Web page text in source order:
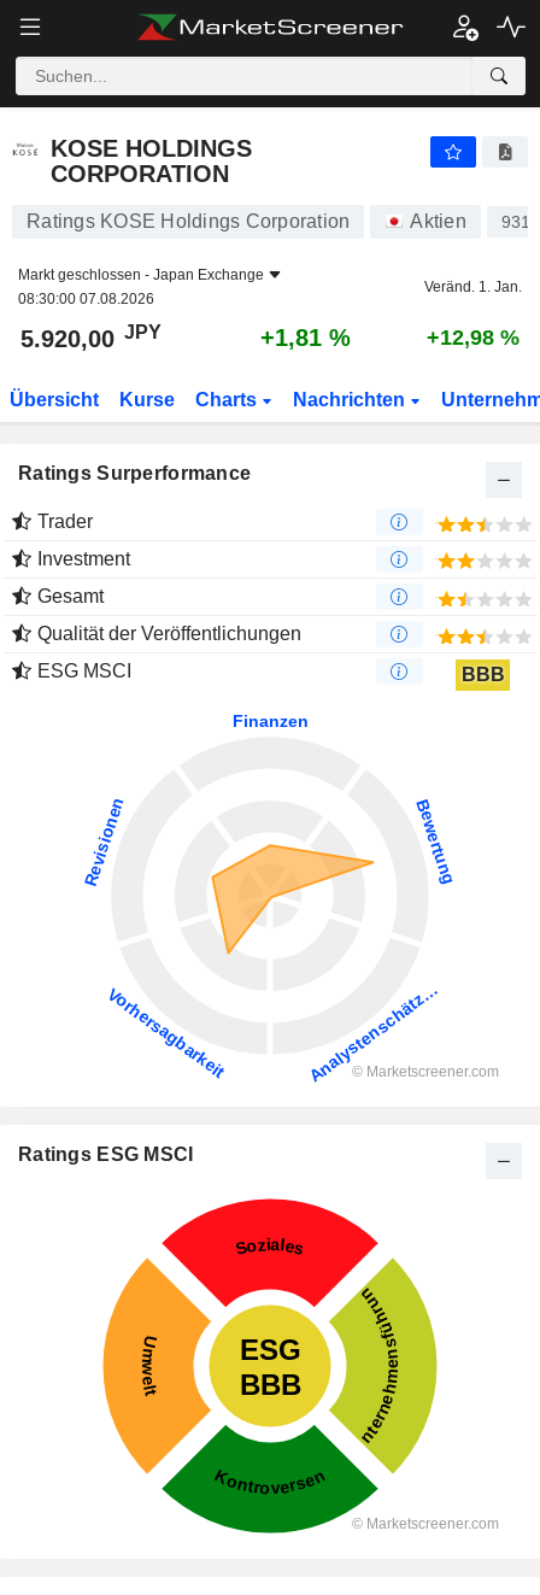
KOSE HOLDINGS
CORPORATION
Ratings KOSE Holdings Corporation Aktien
Markt geschlossen - Japan Exchange
08:30:00 07.08.2026
Veränd. 1. Jan.
5.920,00 JPY +1,81 % +12,98 %
Übersicht Kurse Charts Nachrichten
Ratings Surperformance
Trader
Investment
Gesamt
Qualität der Veröffentlichungen
ESG MSCI
BBB
Ratings ESG MSCI